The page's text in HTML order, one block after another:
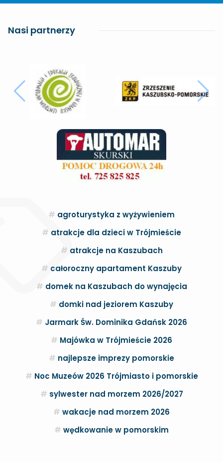
Nasi partnerzy
agroturystyka z wyżywieniem
atrakcje dla dzieci w Trójmieście
atrakcje na Kaszubach
całoroczny apartament Kaszuby
domek na Kaszubach do wynajęcia
domki nad jeziorem Kaszuby
Jarmark Św. Dominika Gdańsk 2026
Majówka w Trójmieście 2026
najlepsze imprezy pomorskie
Noc Muzeów 2026 Trójmiasto i pomorskie
sylwester nad morzem 2026/2027
wakacje nad morzem 2026
wędkowanie w pomorskim